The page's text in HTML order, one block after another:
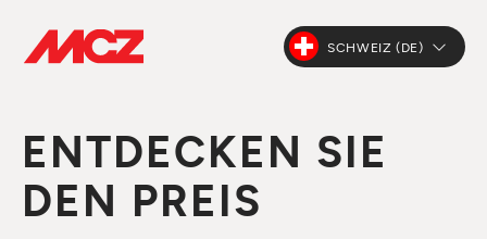
SCHWEIZ (DE)
ENTDECKEN SIE
DEN PREIS